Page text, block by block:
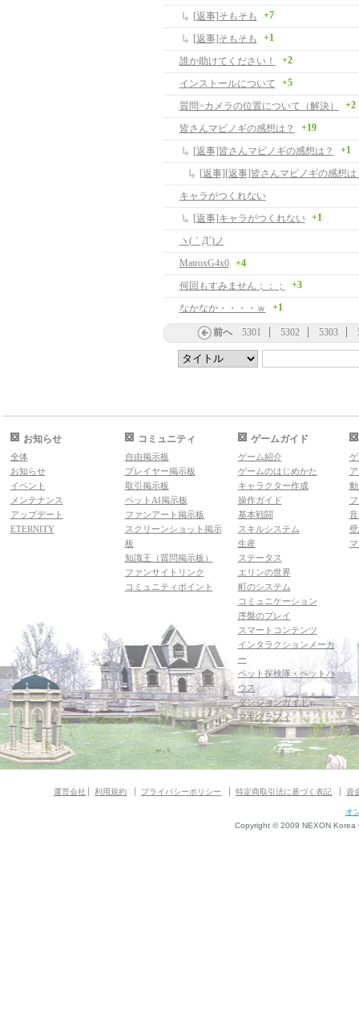
[返事]そもそも +7
[返事]そもそも +1
誰か助けてください！ +2
インストールについて +5
質問>カメラの位置について（解決） +2
皆さんマビノギの感想は？ +19
[返事]皆さんマビノギの感想は？ +1
[返事][返事]皆さんマビノギの感想は
キャラがつくれない
[返事]キャラがつくれない
+1
ヽ(｀Д´)ノ
MatroxG4x0
+4
何回もすみません；：；
+3
なかなか・・・・ｗ +1
前へ 5301 5302 5303
お知らせ
全体
お知らせ
イベント
メンテナンス
アップデート
ETERNITY
コミュニティ
自由掲示板
プレイヤー掲示板
取引掲示板
ペットAI掲示板
ファンアート掲示板
スクリーンショット掲示
板
知識王（質問掲示板）
ファンサイトリンク
コミュニティポイント
ゲームガイド
ゲーム紹介
ゲームのはじめかた
キャラクター作成
操作ガイド
基本戦闘
スキルシステム
生産
ステータス
エリンの世界
町のシステム
コミュニケーション
序盤のプレイ
スマートコンテンツ
インタラクションメーカ
ー
ペット探検隊・ペットハ
ウス
ダンジョンガイド
マギグラフィ
運営会社 利用規約 プライバシーポリシー 特定商取引法に基づく表記 資
オ
Copyright © 2009 NEXON Korea